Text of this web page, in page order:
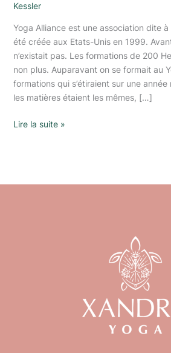
Kessler
Yoga Alliance est une association dite
été créée aux Etats-Unis en 1999.
n’existait pas. Les formations de 200
non plus. Auparavant on se formait au
formations qui s’étiraient sur une
les matières étaient les mêmes, […]
Lire la suite »